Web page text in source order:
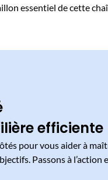
essentiel de cette
efficiente
pour vous aider à
Passons à l’action